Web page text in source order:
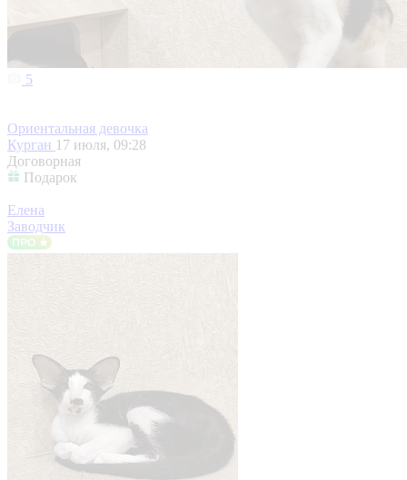
5
Ориентальная девочка
Курган 17 июля, 09:28
Договорная
Подарок
Елена
Заводчик